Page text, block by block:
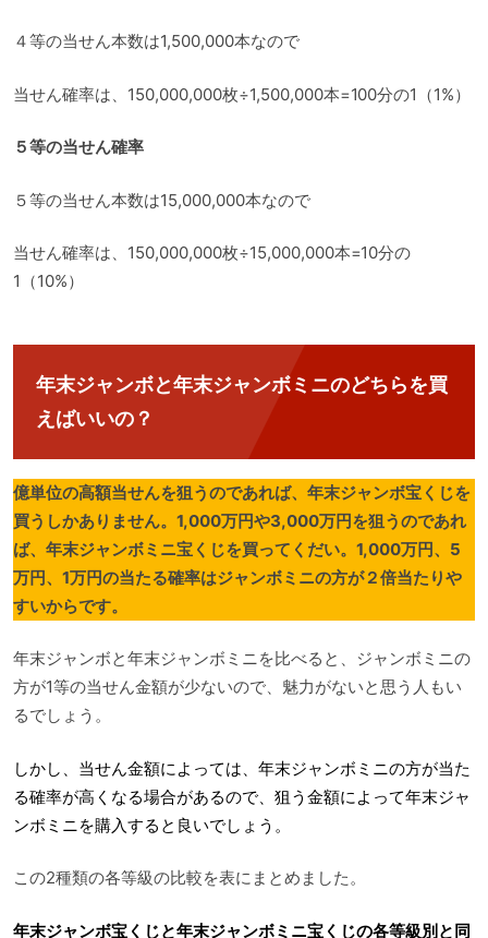
４等の当せん本数は1,500,000本なので
当せん確率は、150,000,000枚÷1,500,000本=100分の1（1%）
５等の当せん確率
５等の当せん本数は15,000,000本なので
当せん確率は、150,000,000枚÷15,000,000本=10分の
1（10%）
年末ジャンボと年末ジャンボミニのどちらを買
えばいいの？
億単位の高額当せんを狙うのであれば、年末ジャンボ宝くじを
買うしかありません。1,000万円や3,000万円を狙うのであれ
ば、年末ジャンボミニ宝くじを買ってくだい。1,000万円、5
万円、1万円の当たる確率はジャンボミニの方が２倍当たりや
すいからです。
年末ジャンボと年末ジャンボミニを比べると、ジャンボミニの
方が1等の当せん金額が少ないので、魅力がないと思う人もい
るでしょう。
しかし、当せん金額によっては、年末ジャンボミニの方が当た
る確率が高くなる場合があるので、狙う金額によって年末ジャ
ンボミニを購入すると良いでしょう。
この2種類の各等級の比較を表にまとめました。
年末ジャンボ宝くじと年末ジャンボミニ宝くじの各等級別と同